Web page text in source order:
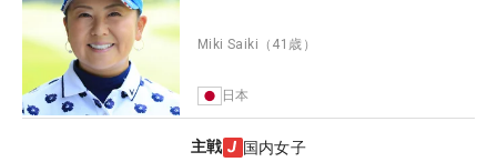
Miki Saiki （41歳）
日本
主戦 国内女子